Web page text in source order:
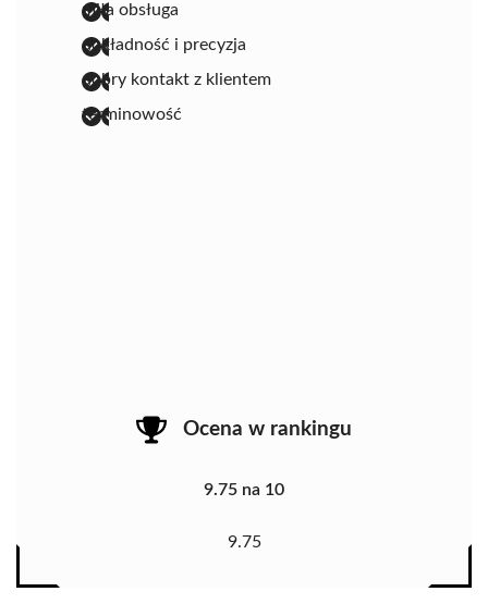
miła obsługa
dokładność i precyzja
dobry kontakt z klientem
terminowość
Ocena w rankingu
9.75 na 10
9.75